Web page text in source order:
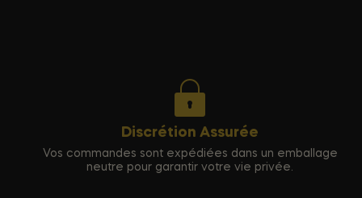
Discrétion Assurée
Vos commandes sont expédiées dans un emballage
neutre pour garantir votre vie privée.